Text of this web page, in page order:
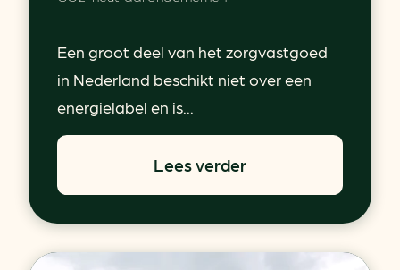
Een groot deel van het zorgvastgoed
in Nederland beschikt niet over een
energielabel en is...
Lees verder